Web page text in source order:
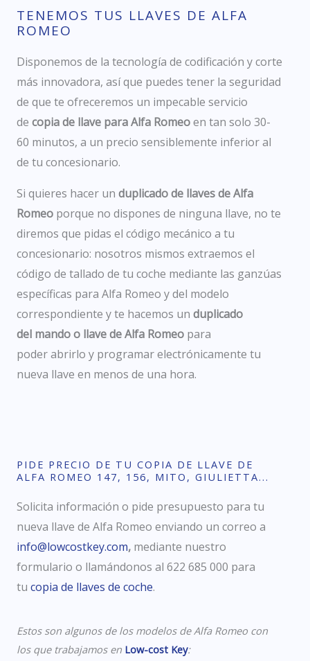
TENEMOS TUS LLAVES DE ALFA
ROMEO
Disponemos de la tecnología de codificación y corte
más innovadora, así que puedes tener la seguridad
de que te ofreceremos un impecable servicio
de copia de llave para Alfa Romeoen tan solo 30-
60 minutos, a un precio sensiblemente inferior al
de tu concesionario.
Si quieres hacer un duplicado de llaves de Alfa
Romeo porque no dispones de ninguna llave, no te
diremos que pidas el código mecánico a tu
concesionario: nosotros mismos extraemos el
código de tallado de tu coche mediante las ganzúas
específicas para Alfa Romeo y del modelo
correspondiente y te hacemos un duplicado
del mando o llave de Alfa Romeo para
poderabrirlo y programar electrónicamente tu
nueva llave en menos de una hora.
PIDE PRECIO DE TU COPIA DE LLAVE DE
ALFA ROMEO 147, 156, MITO, GIULIETTA...
Solicita información o pide presupuesto para tu
nueva llave de Alfa Romeo enviando un correo a
info@lowcostkey.com, mediante nuestro
formulario o llamándonos al 622 685 000 para
tu copia de llaves de coche.
Estos son algunos de los modelos de Alfa Romeo con
los que trabajamos en Low-cost Key: